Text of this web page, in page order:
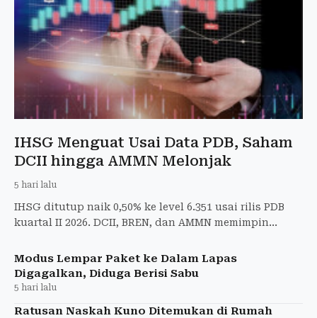
IHSG Menguat Usai Data PDB, Saham
DCII hingga AMMN Melonjak
5 hari lalu
IHSG ditutup naik 0,50% ke level 6.351 usai rilis PDB
kuartal II 2026. DCII, BREN, dan AMMN memimpin
Modus Lempar Paket ke Dalam Lapas
Digagalkan, Diduga Berisi Sabu
5 hari lalu
Ratusan Naskah Kuno Ditemukan di Rumah